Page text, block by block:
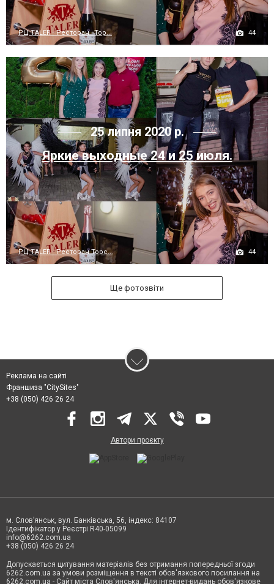
РЦ TALER - Ресторан «Тор... 44
25 липня 2020 р.
Яркие выходные 24 и 25 июля.
РЦ TALER - Ресторан Торс... 44
Ще фотозвіти
Реклама на сайті
Франшиза "CitySites"
+38 (050) 426 26 24
Автори проєкту
м. Слов’янськ, вул. Банківська, 56, індекс: 84107
Ідентифікатор у Реєстрі R40-05099
info@6262.com.ua
+38 (050) 426 26 24
Допускається цитування матеріалів без отримання попередньої згоди
6262.com.ua за умови розміщення в тексті обов'язкового посилання на
6262.com.ua - Сайт міста Слов'янська. Для інтернет-видань обов'язкове